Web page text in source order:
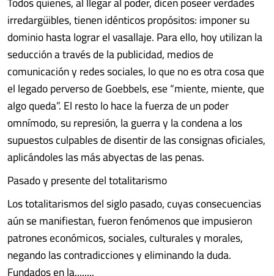
irredargüibles, tienen idénticos propósitos: imponer su
dominio hasta lograr el vasallaje. Para ello, hoy utilizan la
seducción a través de la publicidad, medios de
comunicación y redes sociales, lo que no es otra cosa que
el legado perverso de Goebbels, ese “miente, miente, que
algo queda”. El resto lo hace la fuerza de un poder
omnímodo, su represión, la guerra y la condena a los
supuestos culpables de disentir de las consignas oficiales,
aplicándoles las más abyectas de las penas.
Pasado y presente del totalitarismo
Los totalitarismos del siglo pasado, cuyas consecuencias
aún se manifiestan, fueron fenómenos que impusieron
patrones económicos, sociales, culturales y morales,
negando las contradicciones y eliminando la duda.